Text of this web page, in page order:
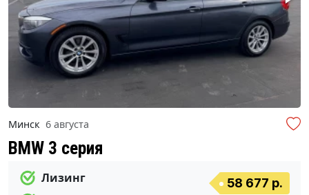
Минск 6 августа
BMW 3 серия
Лизинг
58 677 р.